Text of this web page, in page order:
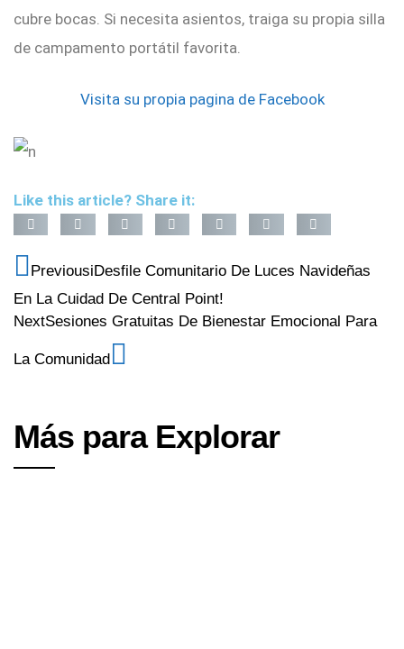
cubre bocas. Si necesita asientos, traiga su propia silla
de campamento portátil favorita.
Visita su propia pagina de Facebook
Like this article? Share it:
PreviousiDesfile Comunitario De Luces Navideñas
En La Cuidad De Central Point!
NextSesiones Gratuitas De Bienestar Emocional Para
La Comunidad
Más para Explorar